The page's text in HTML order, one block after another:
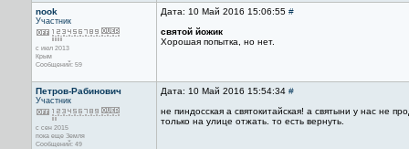
nook
Участник
с июл 2013
Крым
Сообщений: 59
Дата: 10 Май 2016 15:06:55 #
святой йожик
Хорошая попытка, но нет.
Петров-Рабинович
Участник
с сен 2015
пока еще Земля
Сообщений: 49
Дата: 10 Май 2016 15:54:34 #
не пиндосская а святокитайская! а святыни у нас не
только на улице отжать. то есть вернуть.